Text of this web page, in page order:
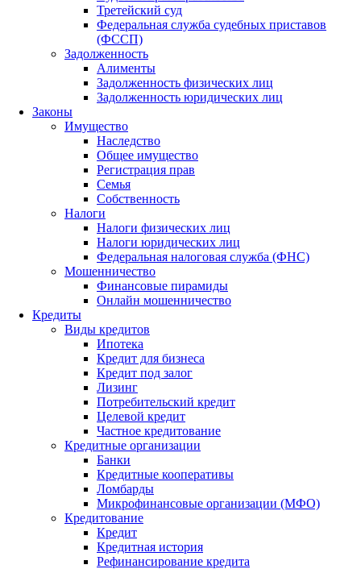
Третейский суд
Федеральная служба судебных приставов
(ФССП)
Задолженность
Алименты
Задолженность физических лиц
Задолженность юридических лиц
Законы
Имущество
Наследство
Общее имущество
Регистрация прав
Семья
Собственность
Налоги
Налоги физических лиц
Налоги юридических лиц
Федеральная налоговая служба (ФНС)
Мошенничество
Финансовые пирамиды
Онлайн мошенничество
Кредиты
Виды кредитов
Ипотека
Кредит для бизнеса
Кредит под залог
Лизинг
Потребительский кредит
Целевой кредит
Частное кредитование
Кредитные организации
Банки
Кредитные кооперативы
Ломбарды
Микрофинансовые организации (МФО)
Кредитование
Кредит
Кредитная история
Рефинансирование кредита